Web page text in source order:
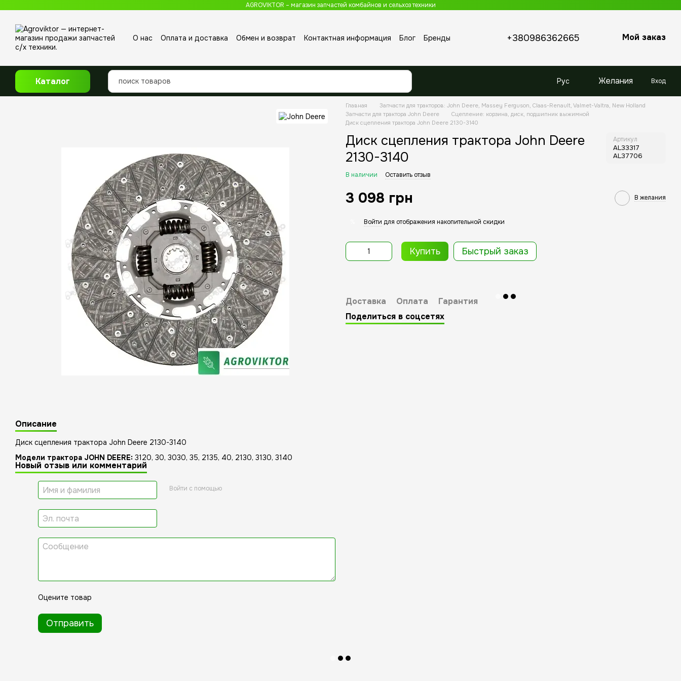
AGROVIKTOR – магазин запчастей комбайнов и сельхоз техники
О нас Оплата и доставка Обмен и возврат Контактная информация Блог
Бренды
+380986362665 Мой заказ
Каталог Рус Желания Вход
Описание
Диск сцепления трактора John Deere 2130-3140
Модели трактора JOHN DEERE: 3120, 30, 3030, 35, 2135, 40, 2130, 3130, 3140
Новый отзыв или комментарий
Войти с помощью
Оцените товар
Отправить
Главная
Запчасти для тракторов: John Deere, Massey Ferguson, Claas-Renault, Valmet-Valtra, New Holland
Запчасти для трактора John Deere
Сцепление: корзина, диск, подшипник выжимной
Диск сцепления трактора John Deere 2130-3140
Диск сцепления трактора John Deere
2130-3140
Артикул
AL33317
AL37706
В наличии Оставить отзыв
3 098 грн В желания
Войти для отображения накопительной скидки
Купить Быстрый заказ
Доставка Оплата
Гарантия
Поделиться в соцсетях